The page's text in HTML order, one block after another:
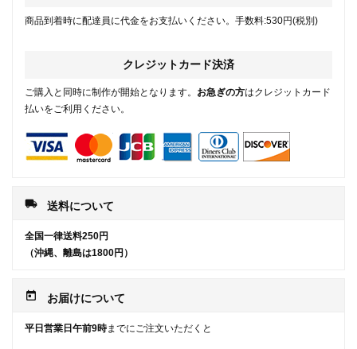
商品到着時に配達員に代金をお支払いください。手数料:530円(税別)
クレジットカード決済
ご購入と同時に制作が開始となります。 お急ぎの方はクレジットカード
払いをご利用ください。
local_shipping 送料について
全国一律送料250円
（沖縄、離島は1800円）
today お届けについて
平日営業日午前9時までにご注文いただくと